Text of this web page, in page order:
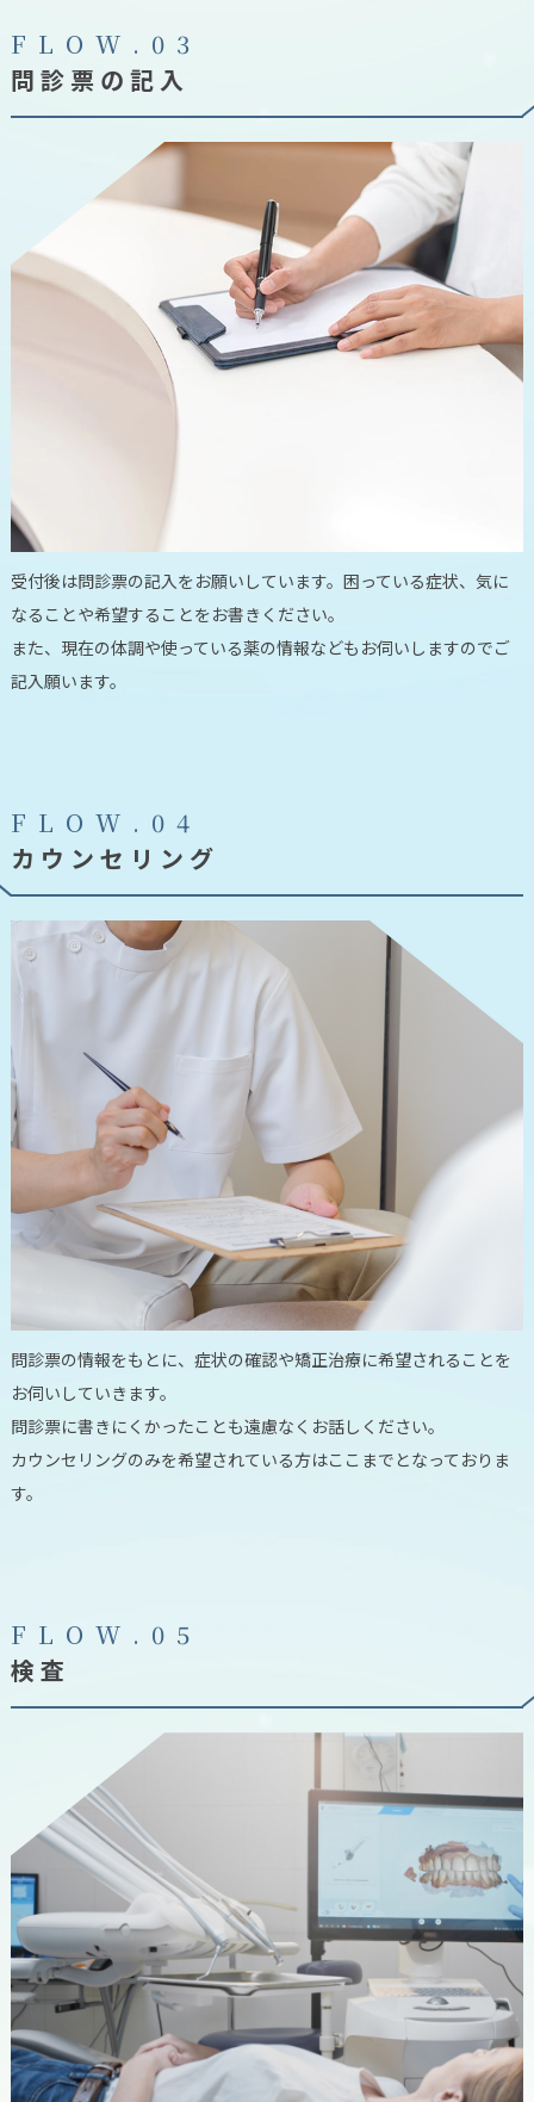
F L O W . 0 3
問診票の記入
受付後は問診票の記入をお願いしています。 困っている症状、気に
なることや希望することをお書きください。
また、現在の体調や使っている薬の情報などもお伺いしますのでご
記入願います。
F L O W . 0 4
カウンセリング
問診票の情報をもとに、症状の確認や矯正治療に希望されることを
お伺いしていきます。
問診票に書きにくかったことも遠慮なくお話しください。
カウンセリングのみを希望されている方はここまでとなっておりま
す。
F L O W . 0 5
検査